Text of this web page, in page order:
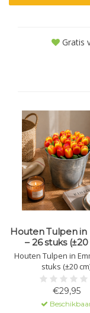
Gratis
Houten Tulpen in
– 26 stuks
Houten Tulpen in
stuks (±20
€29,95